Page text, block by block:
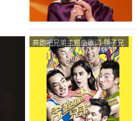
奔跑吧兄弟主题曲歌词-筷子兄